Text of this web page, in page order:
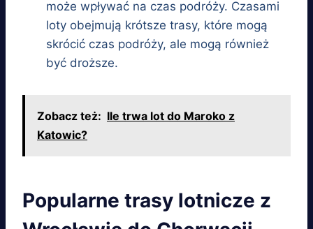
może wpływać na czas podróży. Czasami
loty obejmują krótsze trasy, które mogą
skrócić czas podróży, ale mogą również
być droższe.
Zobacz też: Ile trwa lot do Maroko z
Katowic?
Popularne trasy lotnicze z